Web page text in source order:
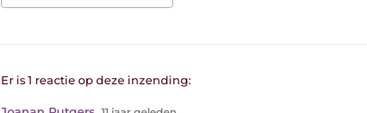
Er is 1 reactie op deze inzending: